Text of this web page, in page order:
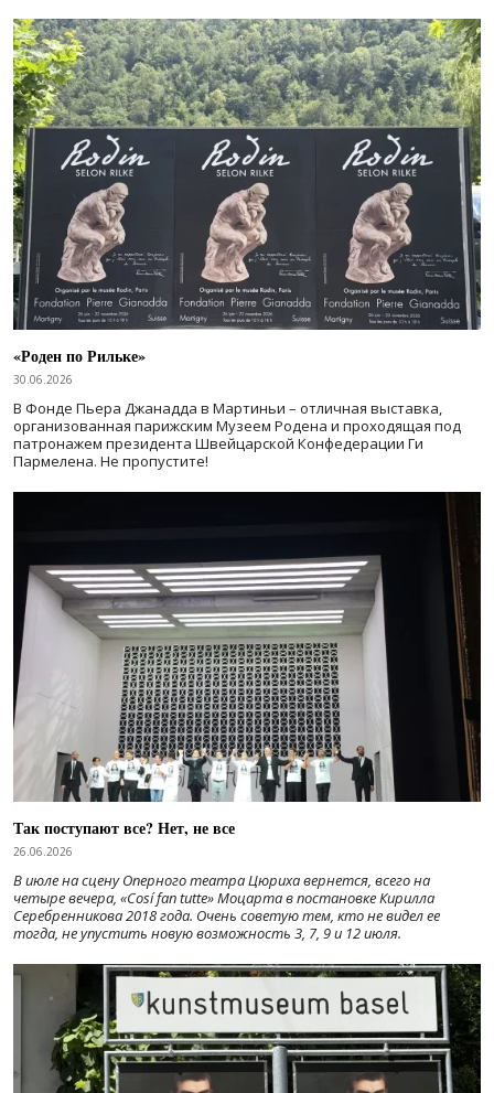
«Роден по Рильке»
30.06.2026
В Фонде Пьера Джанадда в Мартиньи – отличная выставка,
организованная парижским Музеем Родена и проходящая под
патронажем президента Швейцарской Конфедерации Ги
Пармелена. Не пропустите!
Так поступают все? Нет, не все
26.06.2026
В июле на сцену Оперного театра Цюриха вернется, всего на
четыре вечера, «Cosí fan tutte» Моцарта в постановке Кирилла
Серебренникова 2018 года. Очень советую тем, кто не видел ее
тогда, не упустить новую возможность 3, 7, 9 и 12 июля.